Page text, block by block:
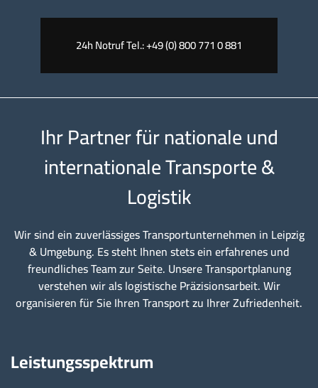
24h Notruf Tel.: +49 (0) 800 771 0 881
Ihr Partner für nationale und
internationale Transporte &
Logistik
Wir sind ein zuverlässiges Transportunternehmen in Leipzig
& Umgebung. Es steht Ihnen stets ein erfahrenes und
freundliches Team zur Seite. Unsere Transportplanung
verstehen wir als logistische Präzisionsarbeit. Wir
organisieren für Sie Ihren Transport zu Ihrer Zufriedenheit.
Leistungsspektrum